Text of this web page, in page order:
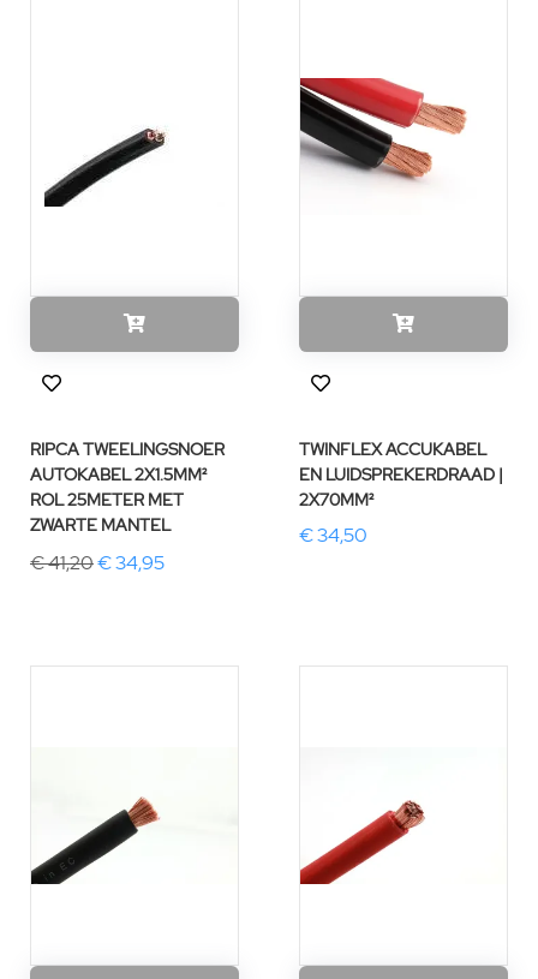
RIPCA TWEELINGSNOER
AUTOKABEL 2X1.5MM²
ROL 25METER MET
ZWARTE MANTEL
€ 41,20€ 34,95
TWINFLEX ACCUKABEL
EN LUIDSPREKERDRAAD |
2X70MM²
€ 34,50